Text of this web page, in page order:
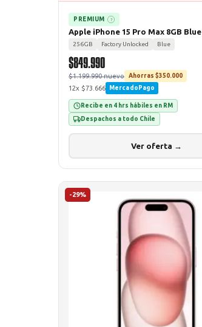
PREMIUM ?
Apple iPhone 15 Pro Max 8GB Blue
256GB Factory Unlocked Blue
$849.990
$1.199.990 nuevo Ahorras $350.000
12x $73.666 MercadoPago
Recibe en 4 hrs hábiles en RM
Despachos a todo Chile
Ver oferta →
-29%